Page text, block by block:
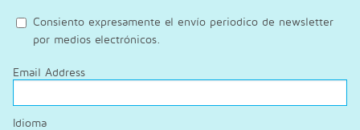
Consiento expresamente el envío periodico de newsletter
por medios electrónicos.
Email Address
Idioma